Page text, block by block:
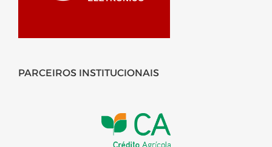
PARCEIROS INSTITUCIONAIS